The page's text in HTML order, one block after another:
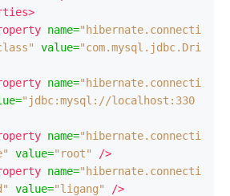
name="hibernate.connecti
value="com.mysql.jdbc.Dri
name="hibernate.connecti
="jdbc:mysql://localhost:330
name="hibernate.connecti
value="root"
/>
name="hibernate.connecti
value="ligang"
/>